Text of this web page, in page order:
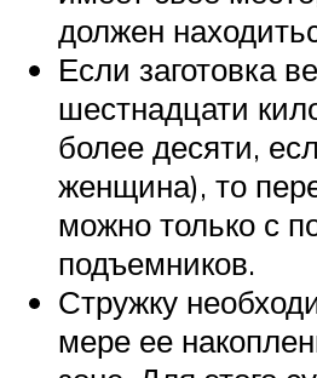
должен
Если заготовка
шестнадцати
более десяти,
женщина), то
можно только с
подъемников.
Стружку
мере ее